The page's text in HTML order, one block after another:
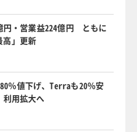
円・営業益224億円 ともに
高」更新
％値下げ、Terraも20％安
用拡大へ